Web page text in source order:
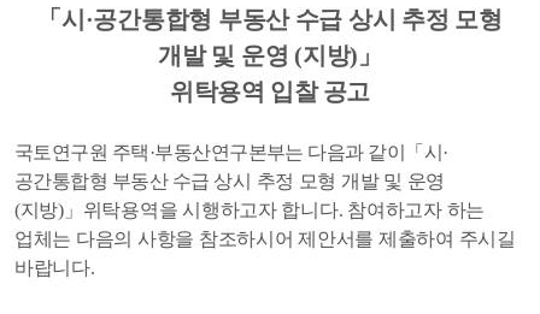
「 시 ·공간통합형 부동산 수급 상시 추정 모형
개발 및 운영 (지방) 」
위탁용역 입찰 공고
국토연구원 주택 ·부동산연구본부는 다음과 같이 「 시 ·
공간통합형 부동산 수급 상시 추정 모형 개발 및 운영
(지방)」 위탁용역을 시행하고자 합니다. 참여하고자 하는
업체는 다음의 사항을 참조하시어 제안서를 제출하여 주시길
바랍니다.